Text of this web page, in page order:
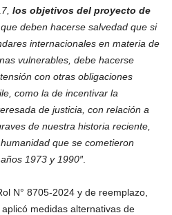
los objetivos del proyecto de
deben hacerse salvedad que si
internacionales en materia de
vulnerables, debe hacerse
con otras obligaciones
como la de incentivar la
de justicia, con relación a
de nuestra historia reciente,
que se cometieron
1973 y 1990″.
N° 8705-2024 y de reemplazo,
medidas alternativas de